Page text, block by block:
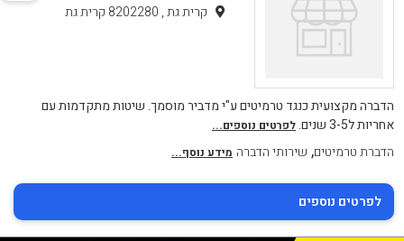
קרית גת , 8202280 קרית גת
הדברה מקצועית כנגד טרמיטים ע"י מדביר מוסמך. שיטות מתקדמות עם
אחריות ל3-5 שנים.
לפרטים נוספים...
הדברת טרמיטים, שירותי הדברה מידע נוסף...
לפרטים נוספים